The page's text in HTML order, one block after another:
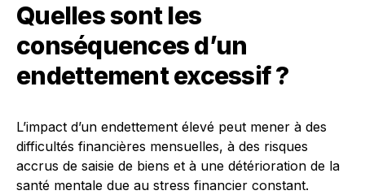
Quelles sont les
conséquences d’un
endettement excessif ?
L’impact d’un endettement élevé peut mener à des
difficultés financières mensuelles, à des risques
accrus de saisie de biens et à une détérioration de la
santé mentale due au stress financier constant.